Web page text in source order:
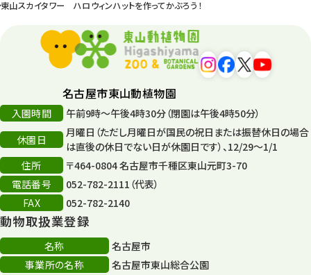
東山スカイタワー ハロウィンハットを作ってかぶろう！
名古屋市東山動植物園
入園時間
午前9時～午後4時30分（閉園は午後4時50分）
休園日
月曜日（ただし月曜日が国民の祝日または振替休日の場合
は直後の休日でない日が休園日です）、12/29～1/1
住所
〒464-0804 名古屋市千種区東山元町3-70
電話番号
052-782-2111（代表）
FAX
052-782-2140
動物取扱業登録
名称
名古屋市
事業所の名称
名古屋市東山総合公園